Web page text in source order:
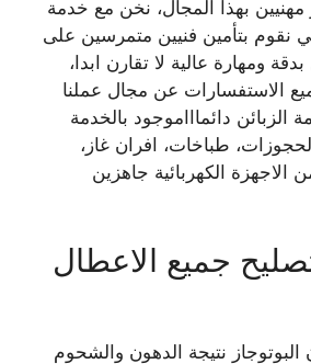
مهنيين بهذا المجال، نخن مع خدمة
نقوم بتأمين فنيين متمرسين على
ومهارة عالية لا تقارن ابدا،
الاستفسارات عن مجال عملنا
الزبائن دائماااموجود بالخدمة
طباخات، افران غاز،
الاجهزة الكهربائية جاهزين
جميع الاعطال
البوتوجاز نتيجة الدهون والشحوم